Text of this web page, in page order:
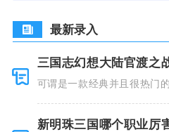
最新录入
三国志幻想大陆官渡之
可谓是一款经典并且很热门
新明珠三国哪个职业厉